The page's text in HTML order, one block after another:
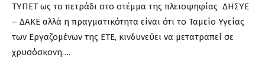
ΤΥΠΕΤ ως το πετράδι στο στέμμα της πλειοψηφίας ΔΗΣΥΕ
– ΔΑΚΕ αλλά η πραγματικότητα είναι ότι το Ταμείο Υγείας
των Εργαζομένων της ΕΤΕ, κινδυνεύει να μετατραπεί σε
χρυσόσκονη….